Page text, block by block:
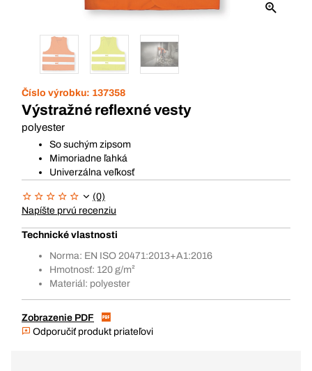
Číslo výrobku: 137358
Výstražné reflexné vesty
polyester
So suchým zipsom
Mimoriadne ľahká
Univerzálna veľkosť
(0)
Napíšte prvú recenziu
Technické vlastnosti
Norma: EN ISO 20471:2013+A1:2016
Hmotnosť: 120 g/m²
Materiál: polyester
Zobrazenie PDF
Odporučiť produkt priateľovi